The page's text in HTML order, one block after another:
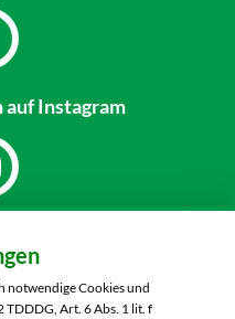
auf Instagram
Mögeldorf
40/42
notwendige Cookies und
TDDDG, Art. 6 Abs. 1 lit. f